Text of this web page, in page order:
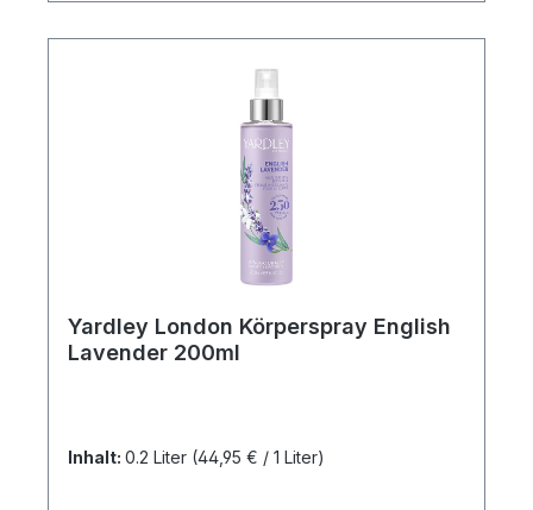
Yardley London Körperspray English
Lavender 200ml
Inhalt: 0.2 Liter (44,95 € / 1 Liter)